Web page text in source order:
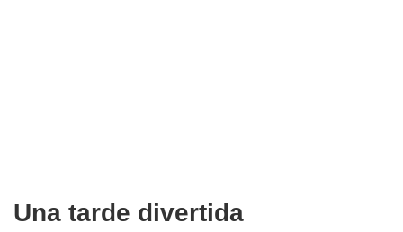
Una tarde divertida